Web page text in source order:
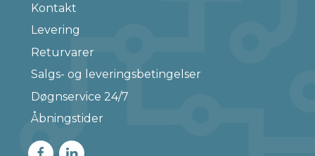
Kontakt
Levering
Returvarer
Salgs- og leveringsbetingelser
Døgnservice 24/7
Åbningstider